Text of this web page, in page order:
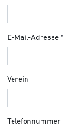
E-Mail-Adresse
Verein
Telefonnummer